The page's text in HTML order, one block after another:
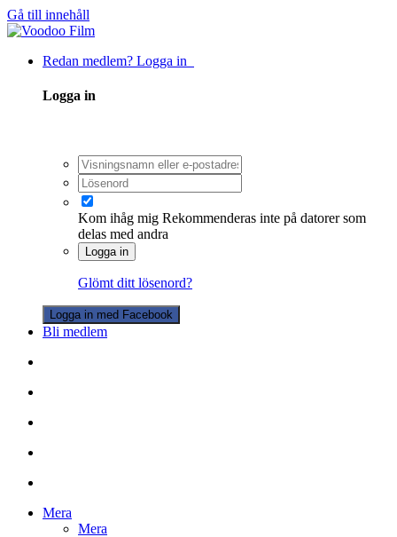
Gå till innehåll
Redan medlem? Logga in
Logga in
Kom ihåg mig Rekommenderas inte på datorer som
delas med andra
Logga in
Glömt ditt lösenord?
Logga in med Facebook
Bli medlem
Mera
Mera